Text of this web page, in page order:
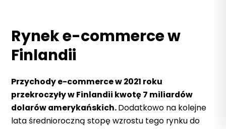
Rynek e-commerce w
Finlandii
Przychody e-commerce w 2021 roku
przekroczyły w Finlandii kwotę 7 miliardów
dolarów amerykańskich.Dodatkowo na kolejne
lata średnioroczną stopę wzrostu tego rynku do